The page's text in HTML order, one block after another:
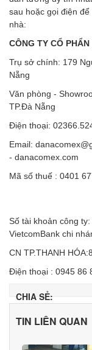
sau hoặc gọi điện
nhà:
CÔNG TY CỔ
Trụ sở chính: 179
Nẵng
Văn phòng -
TP.Đà Nẵng
Điện thoại:
Email:
- danacomex.com
Mã số thuế : 0401
Số tài khoản công
VietcomBank chi
CN TP.THANH
Điện thoại : 0945 86
CHIA SẺ:
TIN LIÊN QUAN